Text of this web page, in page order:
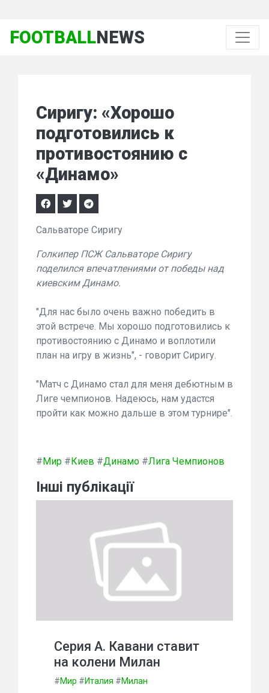
FOOTBALLNEWS
Сиригу: «Хорошо
подготовились к
противостоянию с
«Динамо»
Сальваторе Сиригу
Голкипер ПСЖ Сальваторе Сиригу
поделился впечатлениями от победы над
киевским Динамо.
"Для нас было очень важно победить в
этой встрече. Мы хорошо подготовились к
противостоянию с Динамо и воплотили
план на игру в жизнь", - говорит Сиригу.
"Матч с Динамо стал для меня дебютным в
Лиге чемпионов. Надеюсь, нам удастся
пройти как можно дальше в этом турнире".
#Мир #Киев #Динамо #Лига Чемпионов
Інші публікації
Серия А. Кавани ставит
на колени Милан
#Мир #Италия #Милан